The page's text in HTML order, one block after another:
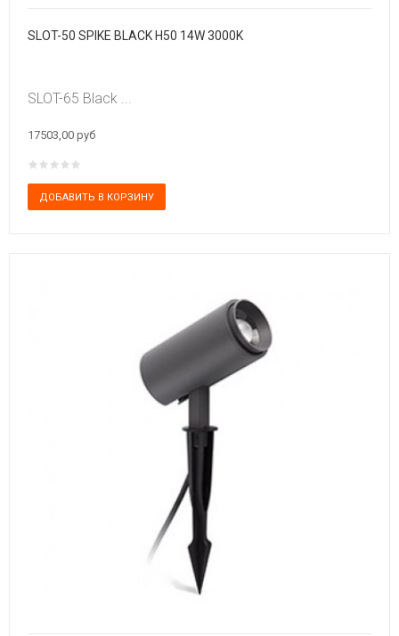
SLOT-50 SPIKE BLACK H50 14W 3000K
SLOT-65 Black ...
17503,00 руб